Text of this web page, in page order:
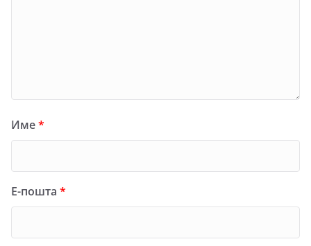
Име*
Е-пошта *